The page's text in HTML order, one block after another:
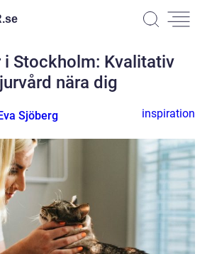
se
i Stockholm: Kvalitativ
nära dig
Sjöberg inspiration